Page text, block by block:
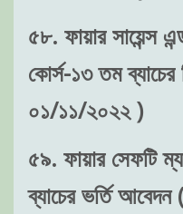
৫৮. ফায়ার সায়েন্স
কোর্স-১৩ তম ব্যাচের
০১/১১/২০২২ )
৫৯. ফায়ার সেফটি
ব্যাচের ভর্তি